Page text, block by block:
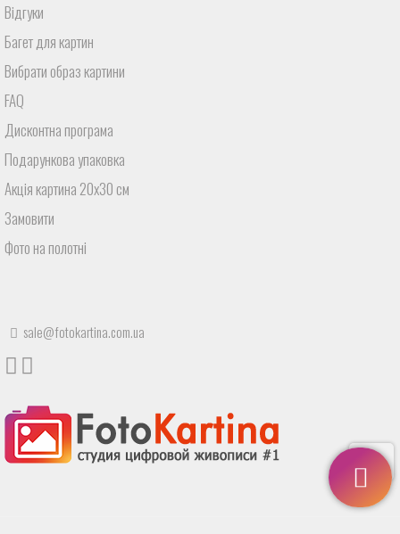
Відгуки
Багет для картин
Вибрати образ картини
FAQ
Дисконтна програма
Подарункова упаковка
Акція картина 20х30 см
Замовити
Фото на полотні
sale@fotokartina.com.ua